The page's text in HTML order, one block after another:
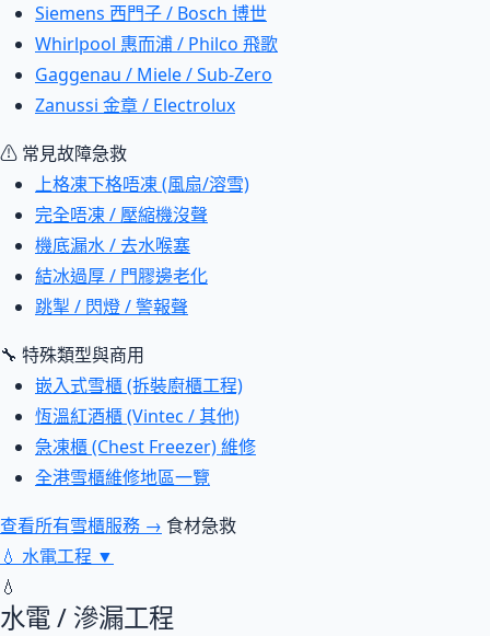
Siemens 西門子 / Bosch 博世
Whirlpool 惠而浦 / Philco 飛歌
Gaggenau / Miele / Sub-Zero
Zanussi 金章 / Electrolux
⚠ 常見故障急救
上格凍下格唔凍 (風扇/溶雪)
完全唔凍 / 壓縮機沒聲
機底漏水 / 去水喉塞
結冰過厚 / 門膠邊老化
跳掣 / 閃燈 / 警報聲
🔧 特殊類型與商用
嵌入式雪櫃 (拆裝廚櫃工程)
恆溫紅酒櫃 (Vintec / 其他)
急凍櫃 (Chest Freezer) 維修
全港雪櫃維修地區一覽
查看所有雪櫃服務 → 食材急救
💧 水電工程 ▼
💧
水電 / 滲漏工程